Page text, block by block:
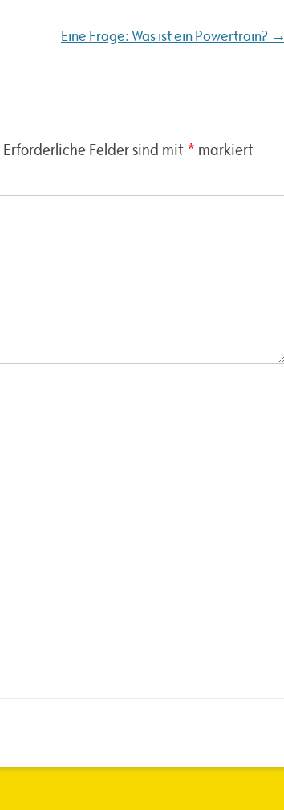
Eine Frage: Was ist ein Powertrain? →
Erforderliche Felder sind mit * markiert